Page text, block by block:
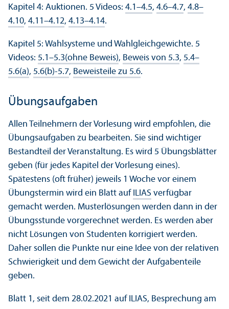
Kapitel 4: Auktionen. 5 Videos: 4.1–4.5, 4.6–4.7, 4.8–
4.10, 4.11–4.12, 4.13–4.14.
Kapitel 5: Wahlsysteme und Wahlgleichgewichte. 5
Videos: 5.1–5.3(ohne Beweis), Beweis von 5.3, 5.4–
5.6(a), 5.6(b)-5.7, Beweisteile zu 5.6.
Übungsaufgaben
Allen Teilnehmern der Vorlesung wird empfohlen, die
Übungsaufgaben zu bearbeiten. Sie sind wichtiger
Bestandteil der Veranstaltung. Es wird 5 Übungsblätter
geben (für jedes Kapitel der Vorlesung eines).
Spätestens (oft früher) jeweils 1 Woche vor einem
Übungstermin wird ein Blatt auf ILIAS verfügbar
gemacht werden. Musterlösungen werden dann in der
Übungsstunde vorgerechnet werden. Es werden aber
nicht Lösungen von Studenten korrigiert werden.
Daher sollen die Punkte nur eine Idee von der relativen
Schwierigkeit und dem Gewicht der Aufgabenteile
geben.
Blatt 1, seit dem 28.02.2021 auf ILIAS, Besprechung am